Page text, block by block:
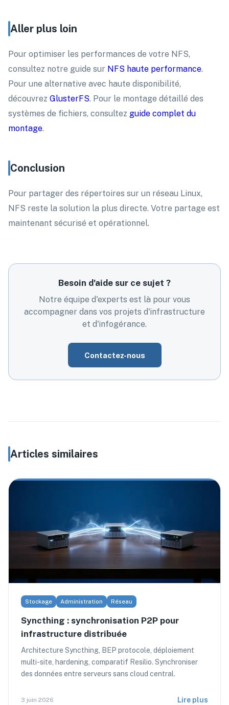
Aller plus loin
Pour optimiser les performances de votre NFS,
consultez notre guide sur NFS haute performance.
Pour une alternative avec haute disponibilité,
découvrez GlusterFS. Pour le montage détaillé des
systèmes de fichiers, consultez guide complet du
montage.
Conclusion
Pour partager des répertoires sur un réseau Linux,
NFS reste la solution la plus directe. Votre partage est
maintenant sécurisé et opérationnel.
Besoin d'aide sur ce sujet ?
Notre équipe d'experts est là pour vous
accompagner dans vos projets d'infrastructure
et d'infogérance.
Contactez-nous
Articles similaires
Stockage Administration Réseau
Syncthing : synchronisation P2P pour
infrastructure distribuée
Architecture Syncthing, BEP protocole, déploiement
multi-site, hardening, comparatif Resilio. Synchroniser
des données entre serveurs sans cloud central.
3 juin 2026 Lire plus